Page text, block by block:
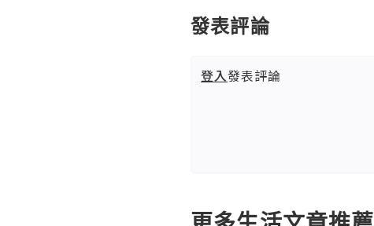
發表評論
登入發表評論